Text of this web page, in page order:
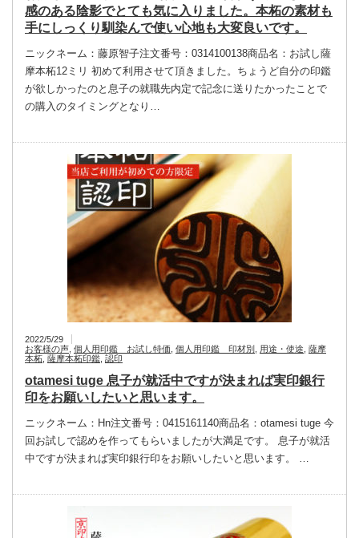
感のある陰影でとても気に入りました。本柘の素材も
手にしっくり馴染んで使い心地も大変良いです。
ニックネーム：藤原智子注文番号：0314100138商品名：お試し薩
摩本柘12ミリ 初めて利用させて頂きました。ちょうど自分の印鑑
が欲しかったのと息子の就職先内定で記念に送りたかったことで
の購入のタイミングとなり…
2022/5/29
お客様の声 個人用印鑑 お試し特価 個人用印鑑 印材別 用途・使途 薩摩
本柘 薩摩本柘印鑑 認印
otamesi tuge 息子が就活中ですが決まれば実印銀行
印をお願いしたいと思います。
ニックネーム：Hn注文番号：0415161140商品名：otamesi tuge 今
回お試しで認めを作ってもらいましたが大満足です。 息子が就活
中ですが決まれば実印銀行印をお願いしたいと思います。 …